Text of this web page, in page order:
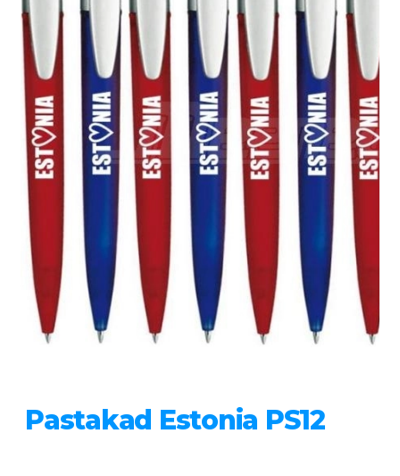
Pastakad Estonia PS12